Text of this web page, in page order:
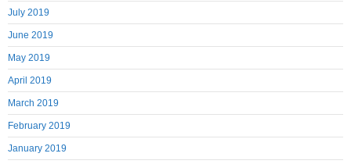
July 2019
June 2019
May 2019
April 2019
March 2019
February 2019
January 2019